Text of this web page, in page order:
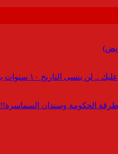
١٠ سنوات بدون انقطاعات
الحكومة وسندان السماسرة!!